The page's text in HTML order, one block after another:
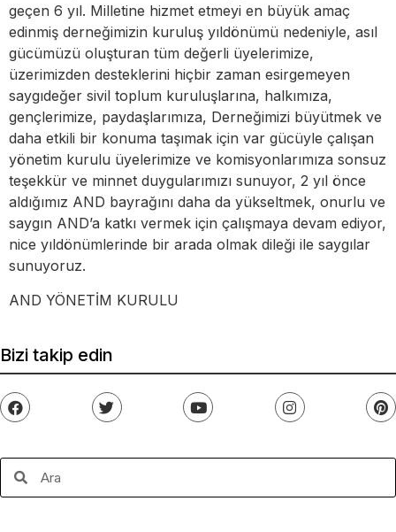
geçen 6 yıl. Milletine hizmet etmeyi en büyük amaç
edinmiş derneğimizin kuruluş yıldönümü nedeniyle, asıl
gücümüzü oluşturan tüm değerli üyelerimize,
üzerimizden desteklerini hiçbir zaman esirgemeyen
saygıdeğer sivil toplum kuruluşlarına, halkımıza,
gençlerimize, paydaşlarımıza, Derneğimizi büyütmek ve
daha etkili bir konuma taşımak için var gücüyle çalışan
yönetim kurulu üyelerimize ve komisyonlarımıza sonsuz
teşekkür ve minnet duygularımızı sunuyor, 2 yıl önce
aldığımız AND bayrağını daha da yükseltmek, onurlu ve
saygın AND’a katkı vermek için çalışmaya devam ediyor,
nice yıldönümlerinde bir arada olmak dileği ile saygılar
sunuyoruz.
AND YÖNETİM KURULU
Bizi takip edin